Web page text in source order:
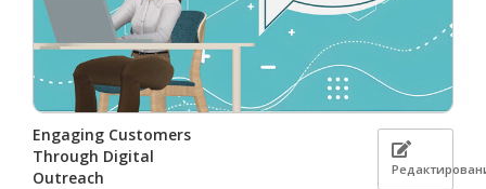
Engaging Customers
Through Digital
Outreach